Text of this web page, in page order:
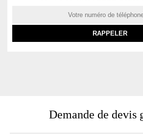
Demande de devis